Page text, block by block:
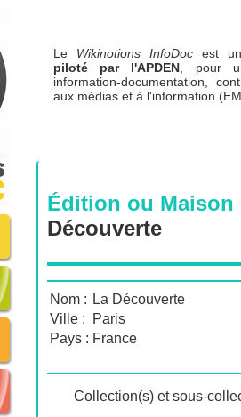
Le Wikinotions InfoDoc est
piloté par l'APDEN, pour
information-documentation,
aux médias et à l'information
Édition ou
Découverte
Nom : La Découverte
Ville :
Paris
Pays : France
Collection(s) et sous-